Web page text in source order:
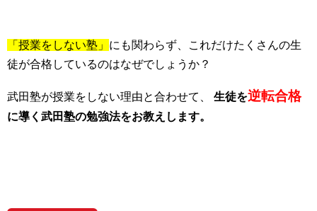
「授業をしない塾」 にも関わらず、これだけたくさんの生
徒が合格しているのはなぜでしょうか？
武田塾が授業をしない理由と合わせて、 生徒を逆転合格
に導く武田塾の勉強法をお教えします。